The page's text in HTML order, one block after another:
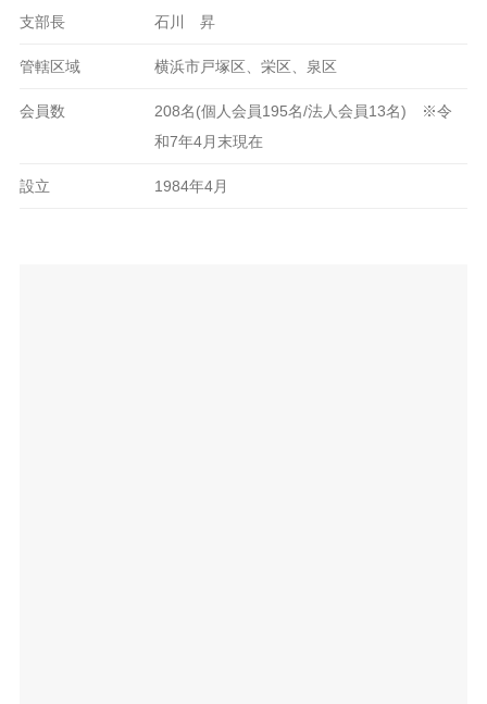
支部長 石川 昇
管轄区域 横浜市戸塚区、栄区、泉区
会員数
208名(個人会員195名/法人会員13名) ※令
和7年4月末現在
設立 1984年4月